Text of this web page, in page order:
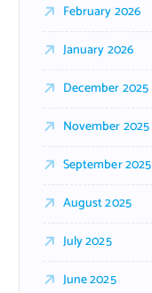
February 2026
January 2026
December 2025
November 2025
September 2025
August 2025
July 2025
June 2025